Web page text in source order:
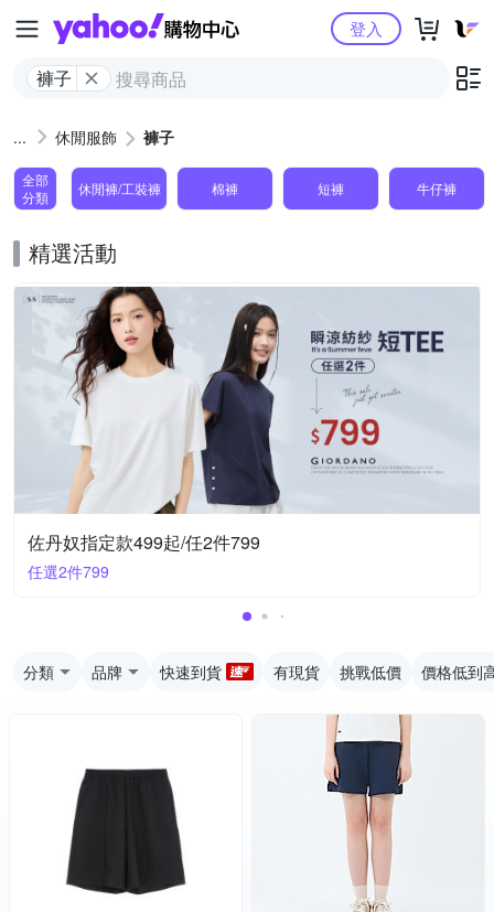
Yahoo購物中心
褲子
登入
休閒服飾 褲子
全部
分類
休閒褲/工裝褲 棉褲 短褲 牛仔褲
精選活動
佐丹奴指定款499起/任2件799
任選2件799
分類 品牌 快速到貨 有現貨 挑戰低價 價格低到